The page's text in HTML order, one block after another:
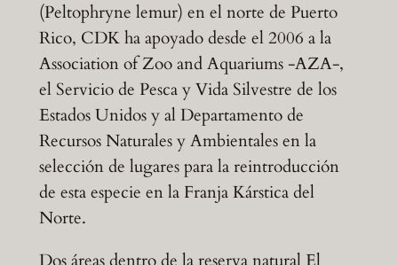
(Peltophryne lemur) en el norte de Puerto
Rico, CDK ha apoyado desde el 2006 a la
Association of Zoo and Aquariums -AZA-,
el Servicio de Pesca y Vida Silvestre de los
Estados Unidos y al Departamento de
Recursos Naturales y Ambientales en la
selección de lugares para la reintroducción
de esta especie en la Franja Kárstica del
Norte.